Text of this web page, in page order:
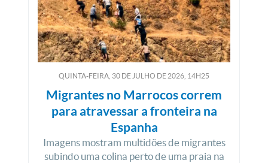
QUINTA-FEIRA, 30 DE JULHO DE 2026, 14H25
Migrantes no Marrocos correm
para atravessar a fronteira na
Espanha
Imagens mostram multidões de migrantes
subindo uma colina perto de uma praia na